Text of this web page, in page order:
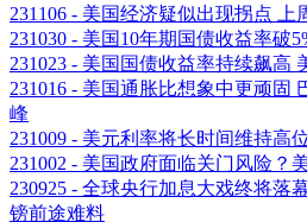
231106 - 美国经济疑似出现拐点 上
231030 - 美国10年期国债收益率破
231023 - 美国国债收益率持续飙高
231016 - 美国通胀比想象中更顽固
峰
231009 - 美元利率将长时间维持高
231002 - 美国政府面临关门风险？
230925 - 全球央行加息大戏终将落
镑前途难料